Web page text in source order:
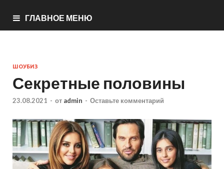
ГЛАВНОЕ МЕНЮ
ШОУБИЗ
Секретные половины
23.08.2021 - от admin - Оставьте комментарий